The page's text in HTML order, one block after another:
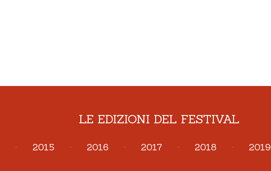
LE EDIZIONI DEL FESTIVAL
- 2015 - 2016 - 2017 - 2018 - 2019